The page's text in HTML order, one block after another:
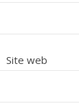
Site web